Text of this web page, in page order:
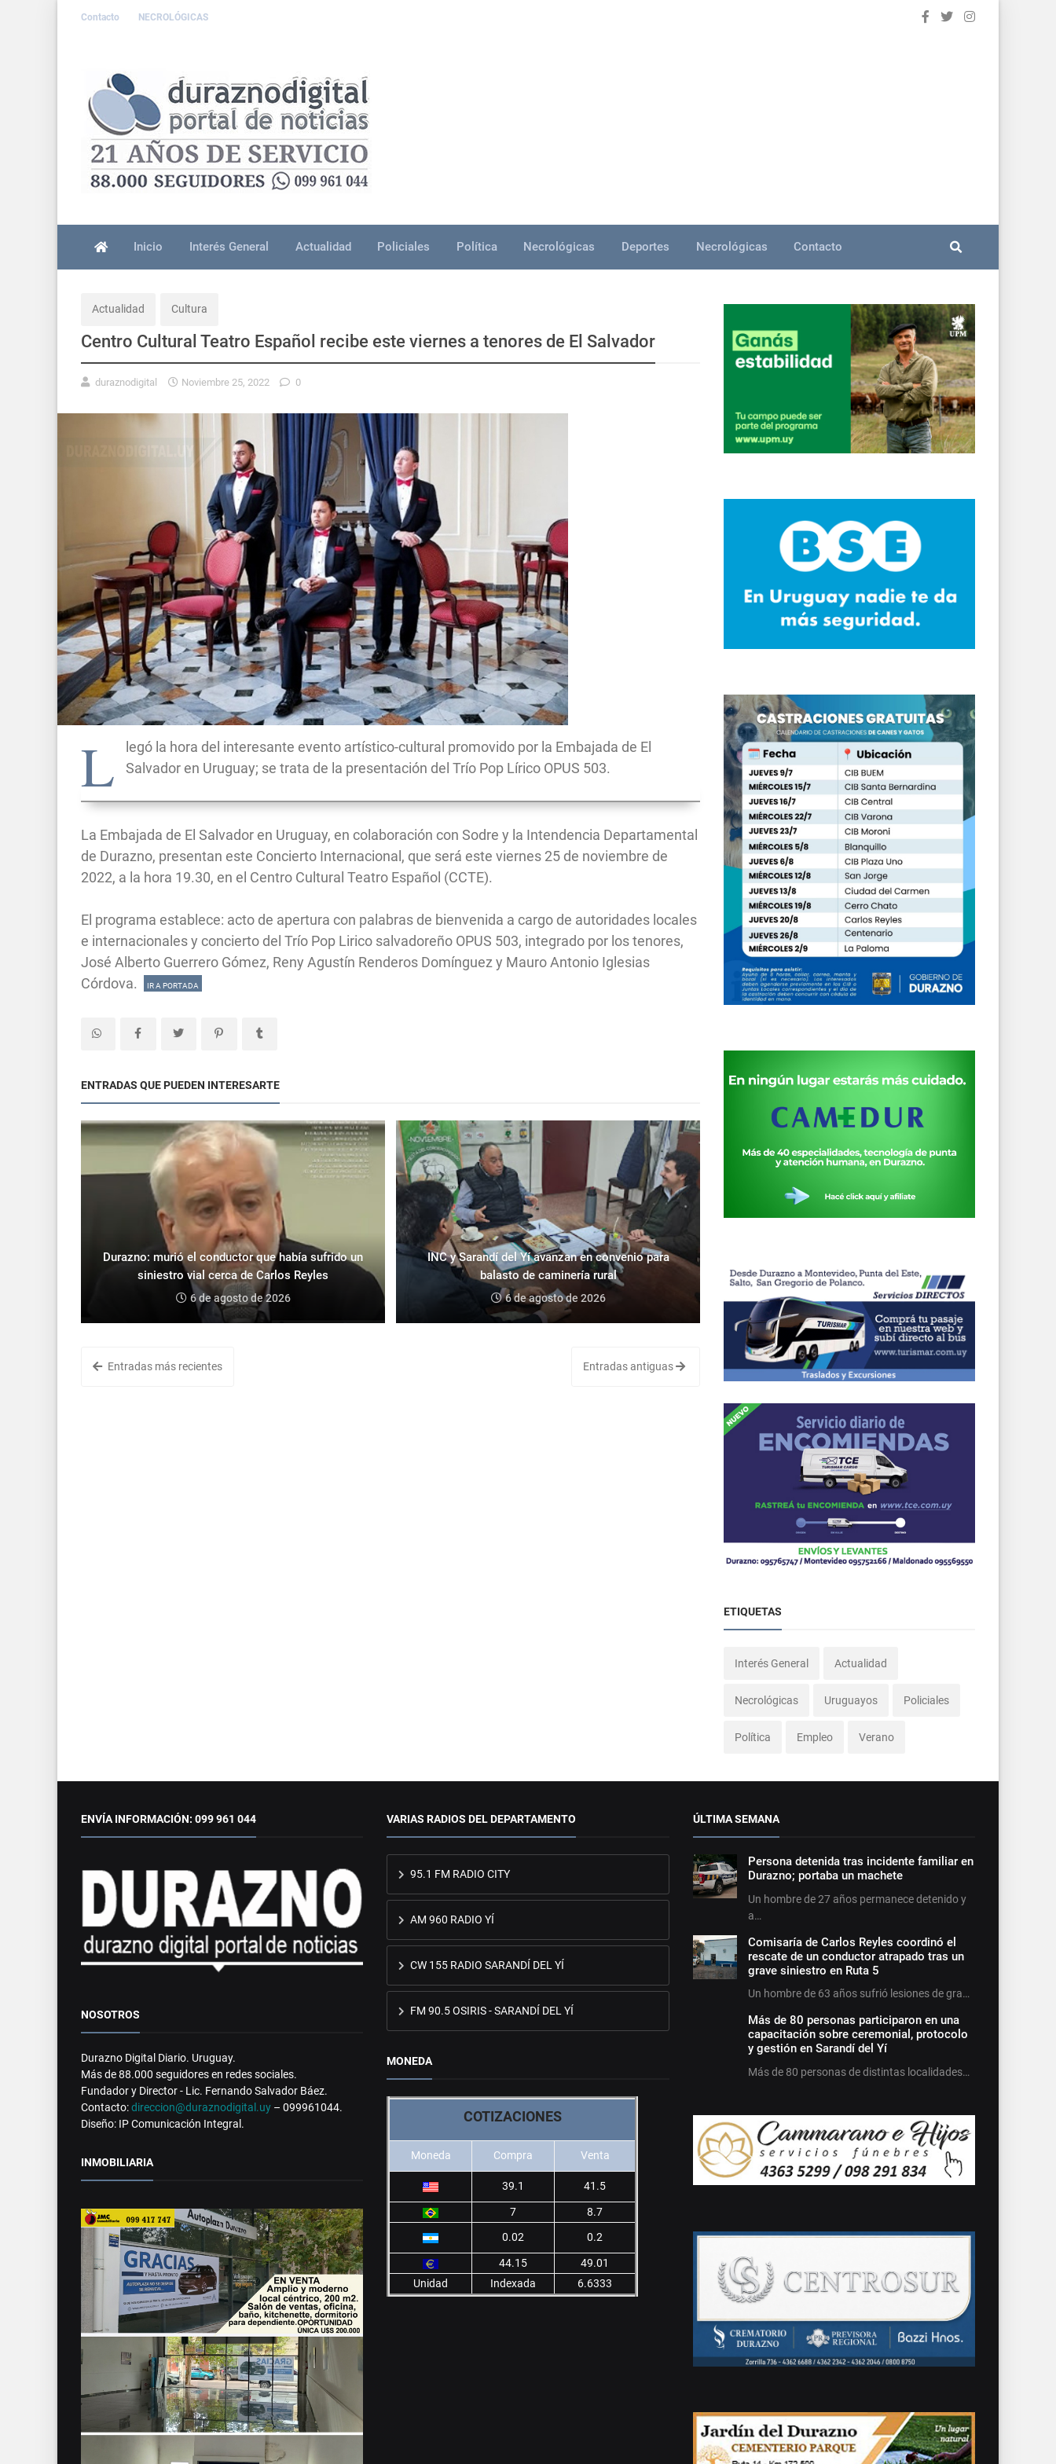
Contacto NECROLÓGICAS
Inicio Interés General Actualidad Policiales Política Necrológicas Deportes Necrológicas Contacto
Actualidad Cultura
Centro Cultural Teatro Español recibe este viernes a tenores de El Salvador
duraznodigital Noviembre 25, 2022 0
L
legó la hora del interesante evento artístico-cultural promovido por la Embajada de El
Salvador en Uruguay; se trata de la presentación del Trío Pop Lírico OPUS 503.
La Embajada de El Salvador en Uruguay, en colaboración con Sodre y la Intendencia Departamental
de Durazno, presentan este Concierto Internacional, que será este viernes 25 de noviembre de
2022, a la hora 19.30, en el Centro Cultural Teatro Español (CCTE).
El programa establece: acto de apertura con palabras de bienvenida a cargo de autoridades locales
e internacionales y concierto del Trío Pop Lirico salvadoreño OPUS 503, integrado por los tenores,
José Alberto Guerrero Gómez, Reny Agustín Renderos Domínguez y Mauro Antonio Iglesias
Córdova.
IR A PORTADA
ENTRADAS QUE PUEDEN INTERESARTE
Durazno: murió el conductor que había sufrido un
siniestro vial cerca de Carlos Reyles
6 de agosto de 2026
INC y Sarandí del Yí avanzan en convenio para
balasto de caminería rural
6 de agosto de 2026
Entradas más recientes Entradas antiguas
ETIQUETAS
Interés General Actualidad
Necrológicas Uruguayos Policiales
Política Empleo Verano
ENVÍA INFORMACIÓN: 099 961 044
NOSOTROS
Durazno Digital Diario. Uruguay.
Más de 88.000 seguidores en redes sociales.
Fundador y Director - Lic. Fernando Salvador Báez.
Contacto:direccion@duraznodigital.uy – 099961044.
Diseño: IP Comunicación Integral.
INMOBILIARIA
VARIAS RADIOS DEL DEPARTAMENTO
95.1 FM RADIO CITY
AM 960 RADIO YÍ
CW 155 RADIO SARANDÍ DEL YÍ
FM 90.5 OSIRIS - SARANDÍ DEL YÍ
MONEDA
COTIZACIONES
Moneda Compra Venta
39.1 41.5
7
8.7
0.02
0.2
44.15
49.01
Unidad
Indexada 6.6333
ÚLTIMA SEMANA
Persona detenida tras incidente familiar en
Durazno; portaba un machete
Un hombre de 27 años permanece detenido y
a…
Comisaría de Carlos Reyles coordinó el
rescate de un conductor atrapado tras un
grave siniestro en Ruta 5
Un hombre de 63 años sufrió lesiones de gra…
Más de 80 personas participaron en una
capacitación sobre ceremonial, protocolo
y gestión en Sarandí del Yí
Más de 80 personas de distintas localidades…